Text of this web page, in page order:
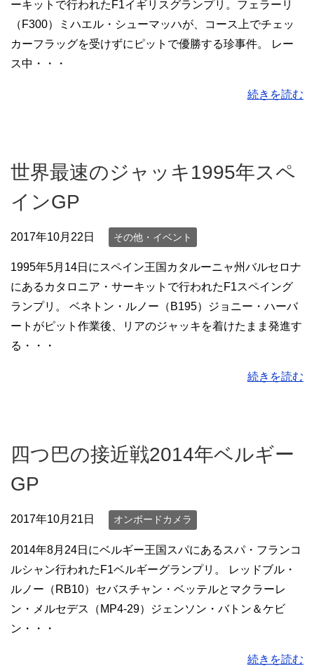
ーキットで行われたF1イギリスグランプリ。フェラーリ
（F300）ミハエル・シューマッハが、コース上でチェッ
カーフラッグを受けずにピットで優勝する珍事件。 レー
ス中・・・
続きを読む
世界最速のジャッキ1995年スペ
インGP
2017年10月22日 その他・イベント
1995年5月14日にスペイン王国カタルーニャ州バルセロナ
にあるカタロニア・サーキットで行われたF1スペイング
ランプリ。 ベネトン・ルノー（B195）ジョニー・ハーバ
ートがピット作業後、リアのジャッキを着けたまま発進す
る・・・
続きを読む
四つ巴の接近戦2014年ベルギー
GP
2017年10月21日 オンボードカメラ
2014年8月24日にベルギー王国スパにあるスパ・フランコ
ルシャン行われたF1ベルギーグランプリ。 レッドブル・
ルノー（RB10）セバスチャン・ベッテルとマクラーレ
ン・メルセデス（MP4-29）ジェンソン・バトン＆ケビ
ン・・・
続きを読む